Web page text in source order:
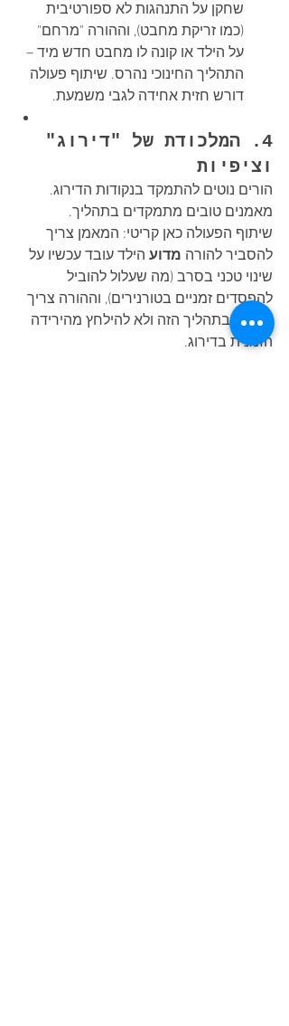
שחקן על התנהגות לא ספורטיבית
(כמו זריקת מחבט), וההורה "מרחם"
על הילד או קונה לו מחבט חדש מיד –
התהליך החינוכי נהרס. שיתוף פעולה
דורש חזית אחידה לגבי משמעת.
4. המלכודת של "דירוג"
וציפיות
הורים נוטים להתמקד בנקודות הדירוג.
מאמנים טובים מתמקדים בתהליך.
שיתוף הפעולה כאן קריטי: המאמן צריך
להסביר להורה מדוע הילד עובד עכשיו על
שינוי טכני בסרב (מה שעלול להוביל
להפסדים זמניים בטורנירים), וההורה צריך
לתמוך בתהליך הזה ולא להילחץ מהירידה
הזמנית בדירוג.